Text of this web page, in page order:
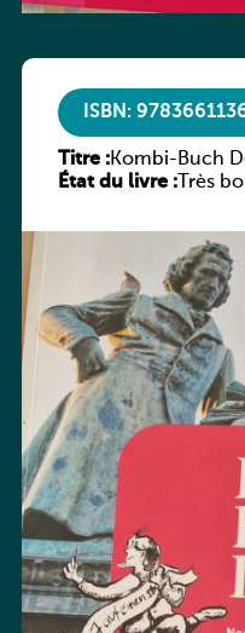
ISBN:
Titre :Kombi-Buch
Ausgabe
État du livre :Très